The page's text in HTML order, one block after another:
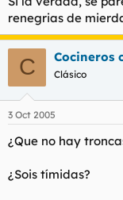
renegrias de
C Cocineros
Clásico
3 Oct 2005
¿Que no hay
¿Sois tímidas?